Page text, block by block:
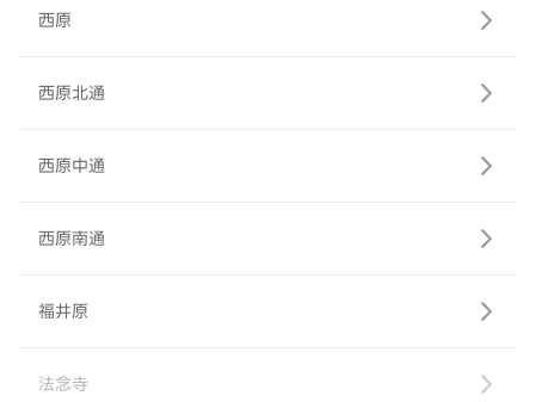
西原
西原北通
西原中通
西原南通
福井原
法念寺